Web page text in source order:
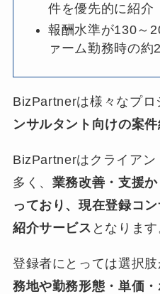
件を優先的に紹介
報酬水準が130～
ァーム勤務時の約
BizPartnerは様々なプロ
ンサルタント向けの案
BizPartnerはクライアン
多く、 業務改善・支援
っており、現在登録コ
紹介サービス となります
登録者にとっては選択肢
務地や勤務形態・単価